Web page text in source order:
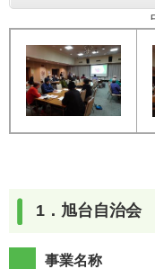
1．旭台自治会
事業名称